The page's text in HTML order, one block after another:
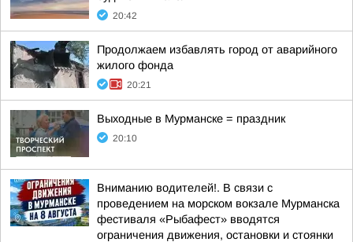
20:42
Продолжаем избавлять город от аварийного
жилого фонда
20:21
Выходные в Мурманске = праздник
20:10
Вниманию водителей!. В связи с
проведением на морском вокзале Мурманска
фестиваля «Рыбафест» вводятся
ограничения движения, остановки и стоянки